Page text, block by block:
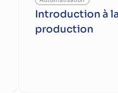
Introduction à
production